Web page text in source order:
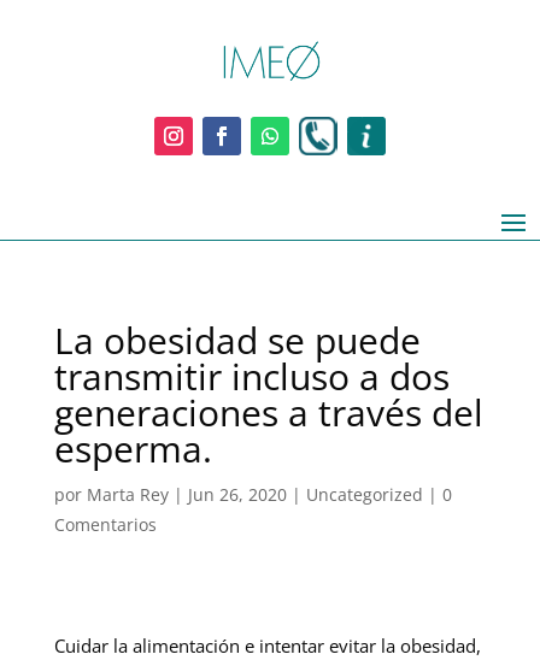
La obesidad se puede
transmitir incluso a dos
generaciones a través del
esperma.
por Marta Rey| Jun 26, 2020| Uncategorized | 0
Comentarios
Cuidar la alimentación e intentar evitar la obesidad,